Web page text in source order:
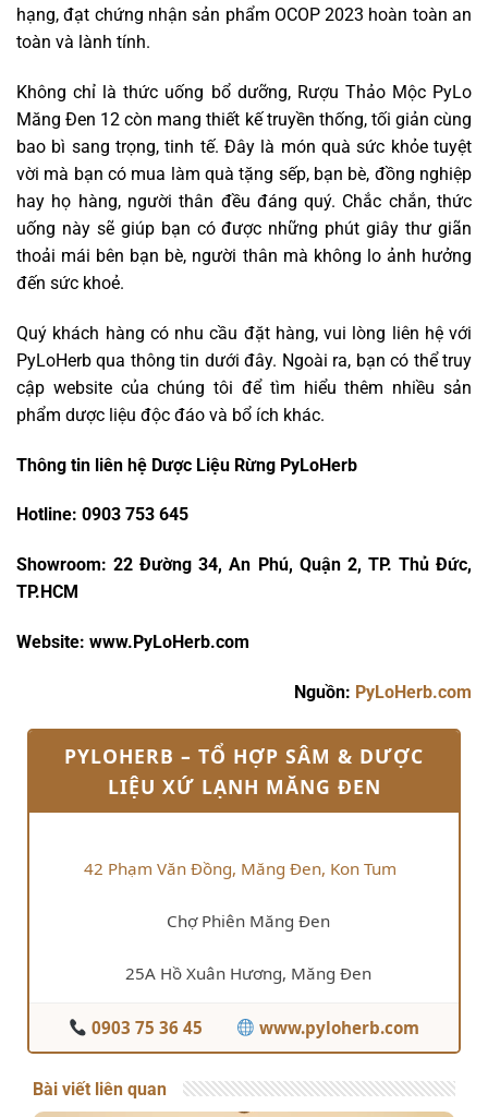
hạng, đạt chứng nhận sản phẩm OCOP 2023 hoàn toàn an
toàn và lành tính.
Không chỉ là thức uống bổ dưỡng, Rượu Thảo Mộc PyLo
Măng Đen 12 còn mang thiết kế truyền thống, tối giản cùng
bao bì sang trọng, tinh tế. Đây là món quà sức khỏe tuyệt
vời mà bạn có mua làm quà tặng sếp, bạn bè, đồng nghiệp
hay họ hàng, người thân đều đáng quý. Chắc chắn, thức
uống này sẽ giúp bạn có được những phút giây thư giãn
thoải mái bên bạn bè, người thân mà không lo ảnh hưởng
đến sức khoẻ.
Quý khách hàng có nhu cầu đặt hàng, vui lòng liên hệ với
PyLoHerb qua thông tin dưới đây. Ngoài ra, bạn có thể truy
cập website của chúng tôi để tìm hiểu thêm nhiều sản
phẩm dược liệu độc đáo và bổ ích khác.
Thông tin liên hệ Dược Liệu Rừng PyLoHerb
Hotline: 0903 753 645
Showroom: 22 Đường 34, An Phú, Quận 2, TP. Thủ Đức,
TP.HCM
Website: www.PyLoHerb.com
Nguồn: PyLoHerb.com
PYLOHERB – TỔ HỢP SÂM & DƯỢC
LIỆU XỨ LẠNH MĂNG ĐEN
42 Phạm Văn Đồng, Măng Đen, Kon Tum
Chợ Phiên Măng Đen
25A Hồ Xuân Hương, Măng Đen
0903 75 36 45 www.pyloherb.com
Bài viết liên quan